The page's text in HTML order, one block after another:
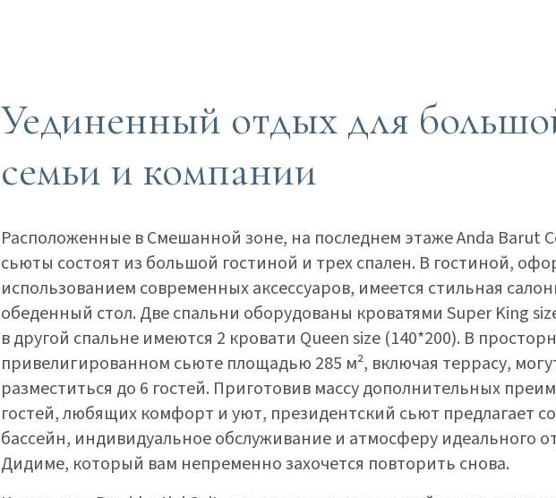
Уединенный отдых для
семьи и компании
Расположенные в Смешанной зоне, на последнем этаже Anda Barut
сьюты состоят из большой гостиной и трех спален. В гостиной,
использованием современных аксессуаров, имеется стильная
обеденный стол. Две спальни оборудованы кроватями Super King
в другой спальне имеются 2 кровати Queen size (140*200). В
привелигированном сьюте площадью 285 м², включая террасу,
разместиться до 6 гостей. Приготовив массу дополнительных
гостей, любящих комфорт и уют, президентский сьют предлагает
бассейн, индивидуальное обслуживание и атмосферу идеального
Дидиме, который вам непременно захочется повторить снова.